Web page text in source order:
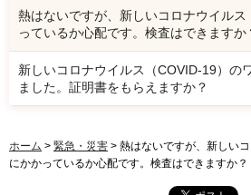
熱はないですが、新しいコロナウイル
っているか心配です。検査はできますか
新しいコロナウイルス（COVID-19）の
ました。証明書をもらえますか？
ホーム > 緊急・災害 > 熱はないですが、新しい
にかかっているか心配です。検査はできますか？